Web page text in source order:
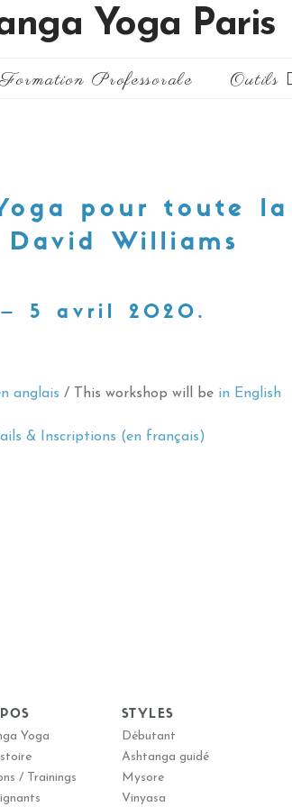
Formation Professorale Outils
pour toute
David Williams
5 avril 2020.
anglais / This workshop will be in English
& Inscriptions (en français)
Yoga
/ Trainings
STYLES
Débutant
Ashtanga guidé
Mysore
Vinyasa